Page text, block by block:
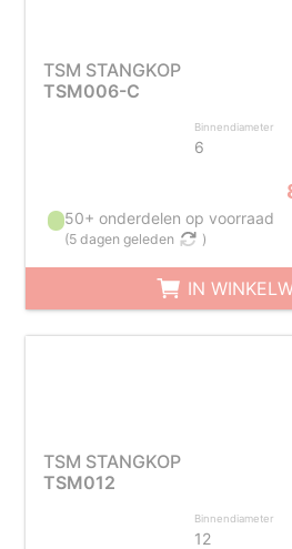
TSM STANGKOP
TSM006-C
Binnendiameter
6
50+ onderdelen op voorraad
(5 dagen geleden )
IN
TSM STANGKOP
TSM012
Binnendiameter
12